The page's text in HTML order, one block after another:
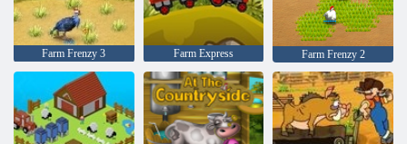
Farm Frenzy 3 Farm Express Farm Frenzy 2